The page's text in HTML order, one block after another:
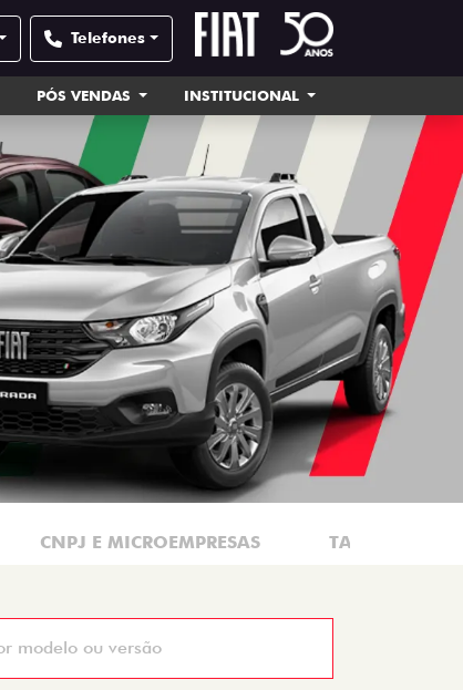
Telefones
PÓS VENDAS INSTITUCIONAL
CNPJ E MICROEMPRESAS TAXISTAS